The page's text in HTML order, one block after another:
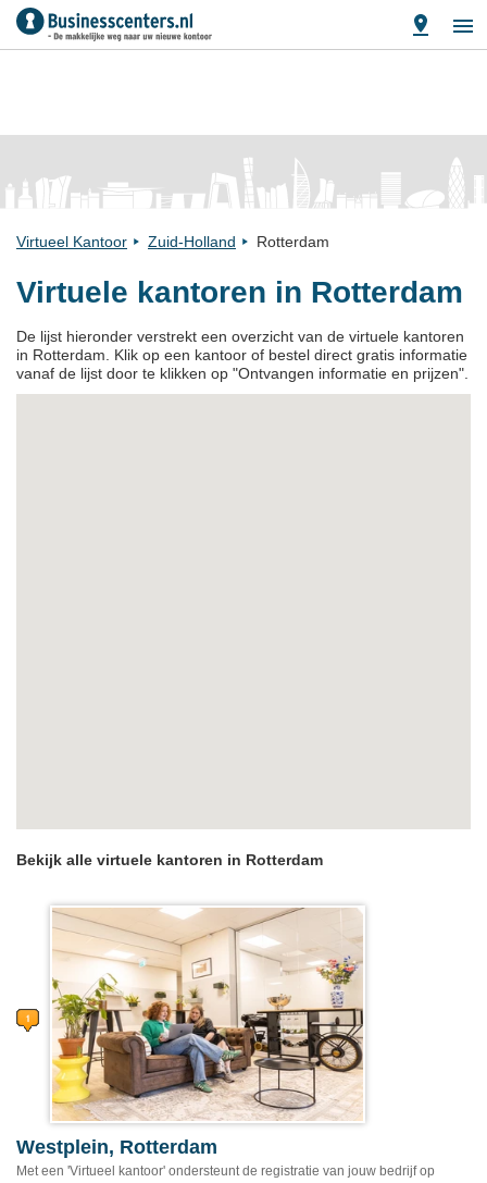
Virtueel Kantoor Zuid-Holland Rotterdam
Virtuele kantoren in Rotterdam
De lijst hieronder verstrekt een overzicht van de virtuele kantoren
in Rotterdam. Klik op een kantoor of bestel direct gratis informatie
vanaf de lijst door te klikken op "Ontvangen informatie en prijzen".
Bekijk alle virtuele kantoren in Rotterdam
Westplein, Rotterdam
Met een 'Virtueel kantoor' ondersteunt de registratie van jouw bedrijf op